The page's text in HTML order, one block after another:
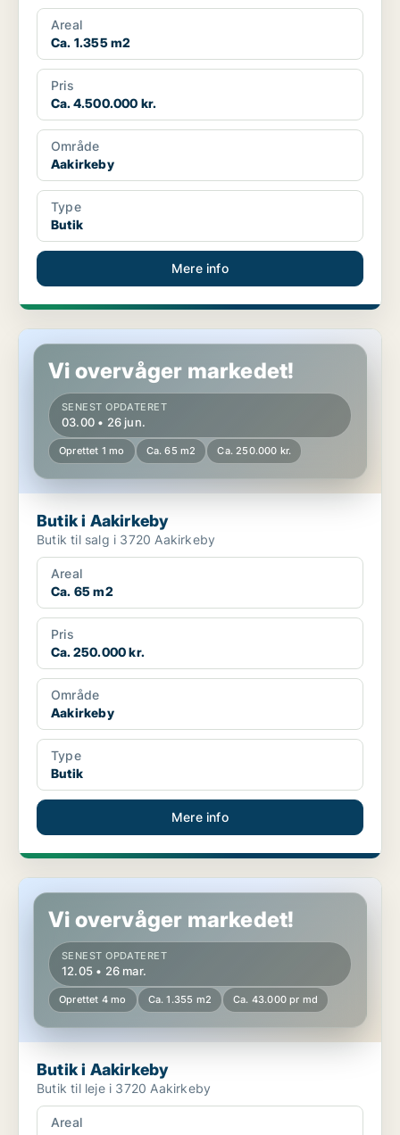
Areal
Ca. 1.355 m2
Pris
Ca. 4.500.000 kr.
Område
Aakirkeby
Type
Butik
Mere info
Butik i Aakirkeby
Vi overvåger markedet!
SENEST OPDATERET
03.00 • 26 jun.
Oprettet 1 mo Ca. 65 m2 Ca. 250.000 kr.
Butik i Aakirkeby
Butik til salg i 3720 Aakirkeby
Areal
Ca. 65 m2
Pris
Ca. 250.000 kr.
Område
Aakirkeby
Type
Butik
Mere info
Butik i Aakirkeby
Vi overvåger markedet!
SENEST OPDATERET
12.05 • 26 mar.
Oprettet 4 mo Ca. 1.355 m2 Ca. 43.000 pr md
Butik i Aakirkeby
Butik til leje i 3720 Aakirkeby
Areal